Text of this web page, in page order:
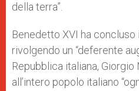
della terra”.
Benedetto XVI ha
rivolgendo un “deferente
Repubblica italiana, Giorgio
all’intero popolo italiano